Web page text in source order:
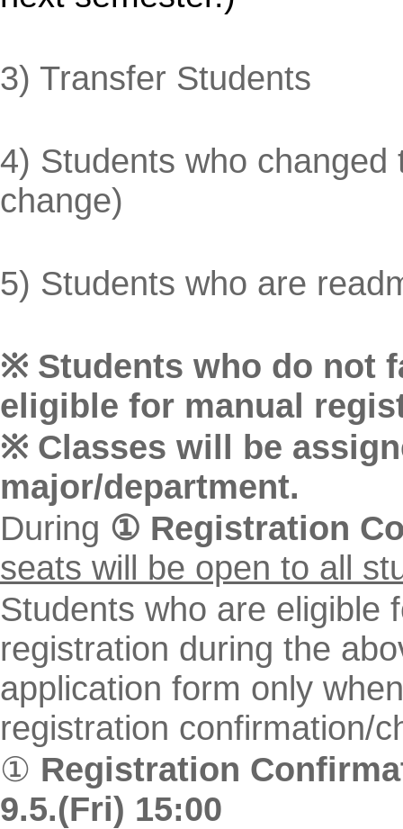
3) Transfer Students
4) Students who
change)
5) Students who are
※ Students who do not
eligible for manual
※ Classes will be
major/department.
During ① Registration
seats will be open to all
Students who are eligible
registration during the
application form only
registration confirmation/
① Registration
9.5.(Fri) 15:00